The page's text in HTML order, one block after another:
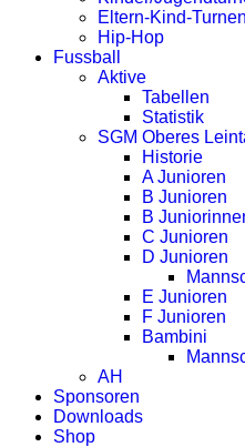
Eltern-Kind-Turnen
Hip-Hop
Fussball
Aktive
Tabellen
Statistik
SGM Oberes
Historie
A Junioren
B Junioren
B
C Junioren
D Junioren
E Junioren
F Junioren
Bambini
AH
Sponsoren
Downloads
Shop